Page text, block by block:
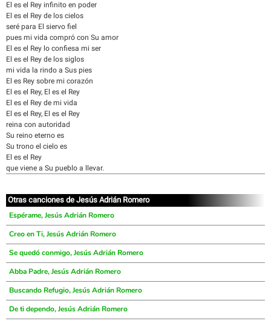
El es el Rey infinito en poder
El es el Rey de los cielos
seré para El siervo fiel
pues mi vida compró con Su amor
El es el Rey lo confiesa mi ser
El es el Rey de los siglos
mi vida la rindo a Sus pies
El es Rey sobre mi corazón
El es el Rey, El es el Rey
El es el Rey de mi vida
El es el Rey, El es el Rey
reina con autoridad
Su reino eterno es
Su trono el cielo es
El es el Rey
que viene a Su pueblo a llevar.
Otras canciones de Jesús Adrián Romero
Espérame, Jesús Adrián Romero
Creo en Ti, Jesús Adrián Romero
Se quedó conmigo, Jesús Adrián Romero
Abba Padre, Jesús Adrián Romero
Buscando Refugio, Jesús Adrián Romero
De ti dependo, Jesús Adrián Romero